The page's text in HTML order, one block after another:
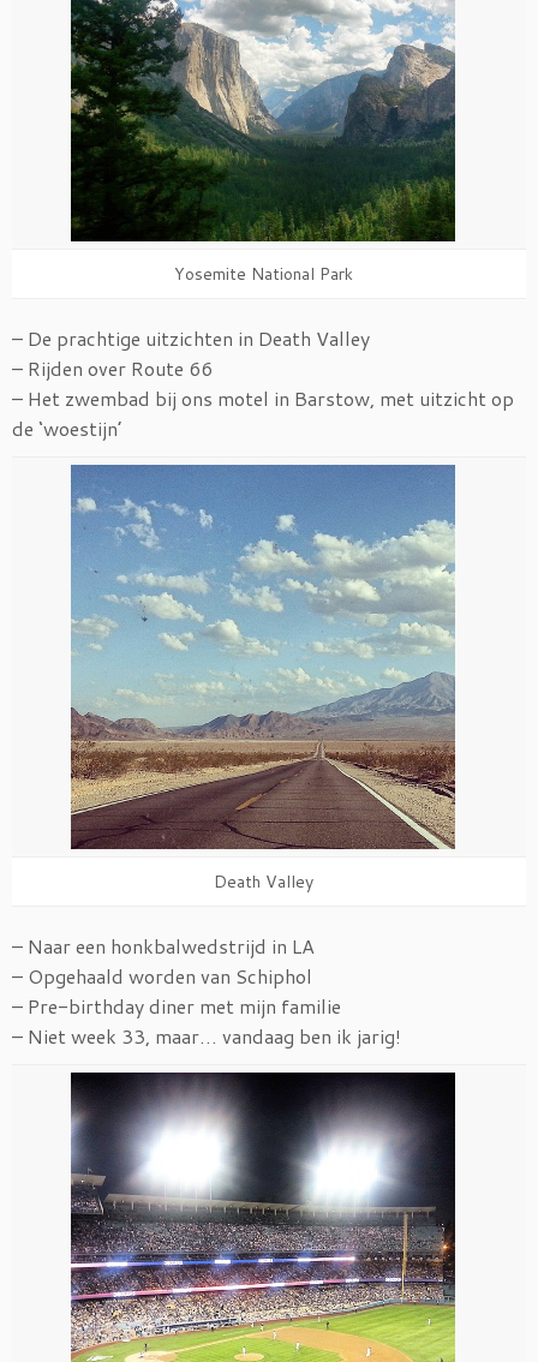
Yosemite National Park
– De prachtige uitzichten in Death Valley
– Rijden over Route 66
– Het zwembad bij ons motel in Barstow, met uitzicht op
de ‘woestijn’
Death Valley
– Naar een honkbalwedstrijd in LA
– Opgehaald worden van Schiphol
– Pre-birthday diner met mijn familie
– Niet week 33, maar… vandaag ben ik jarig!